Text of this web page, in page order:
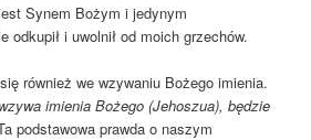
Synem Bożym i jedynym
odkupił i uwolnił od moich grzechów.
również we wzywaniu Bożego imienia.
imienia Bożego (Jehoszua), będzie
podstawowa prawda o naszym